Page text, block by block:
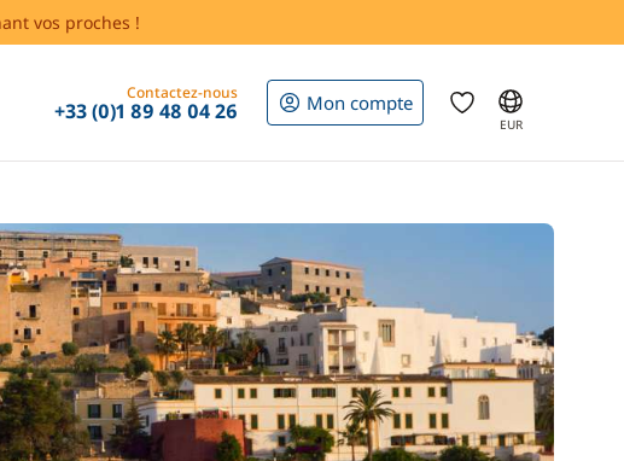
vos proches !
Contactez-nous
+33 (0)1 89 48 04 26 Mon compte
EUR